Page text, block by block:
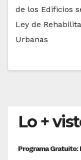
de los Edificios
Ley de
Urbanas
Lo +